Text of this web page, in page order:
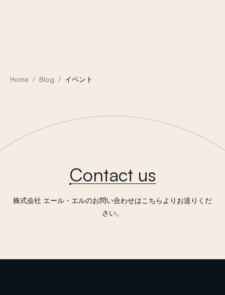
Home Blog イベント
Contact us
株式会社 エール・エルのお問い合わせはこちらよりお送りくだ
さい。